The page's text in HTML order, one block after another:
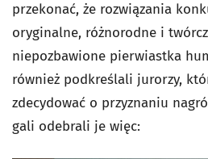
przekonać, że rozwiązania
oryginalne, różnorodne i
niepozbawione pierwiastka
również podkreślali jurorzy,
zdecydować o przyznaniu
gali odebrali je więc: